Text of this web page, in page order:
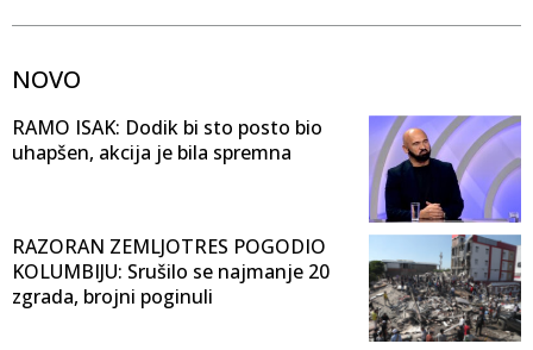
NOVO
RAMO ISAK: Dodik bi sto posto bio
uhapšen, akcija je bila spremna
RAZORAN ZEMLJOTRES POGODIO
KOLUMBIJU: Srušilo se najmanje 20
zgrada, brojni poginuli